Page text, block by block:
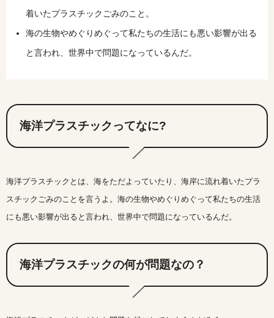
着いたプラスチックごみのこと。
海の生物やめぐりめぐって私たちの生活にも悪い影響が出る
と言われ、世界中で問題になっているんだ。
海洋プラスチックってなに?
海洋プラスチックとは、海をただよっていたり、海岸に流れ着いたプラ
スチックごみのことを言うよ。海の生物やめぐりめぐって私たちの生活
にも悪い影響が出ると言われ、世界中で問題になっているんだ。
海洋プラスチックの何が問題なの？